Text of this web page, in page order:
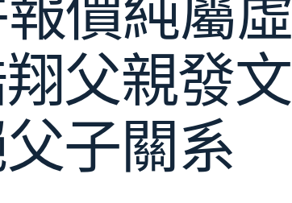
價純屬虛
父親發文
子關系